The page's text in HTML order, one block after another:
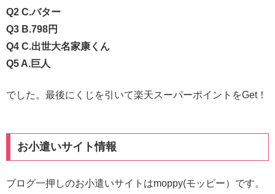
Q2 C.バター
Q3 B.798円
Q4 C.出世大名家康くん
Q5 A.巨人
でした。最後にくじを引いて楽天スーパーポイントをGet！
お小遣いサイト情報
ブログ一押しのお小遣いサイトはmoppy(モッピー）です。